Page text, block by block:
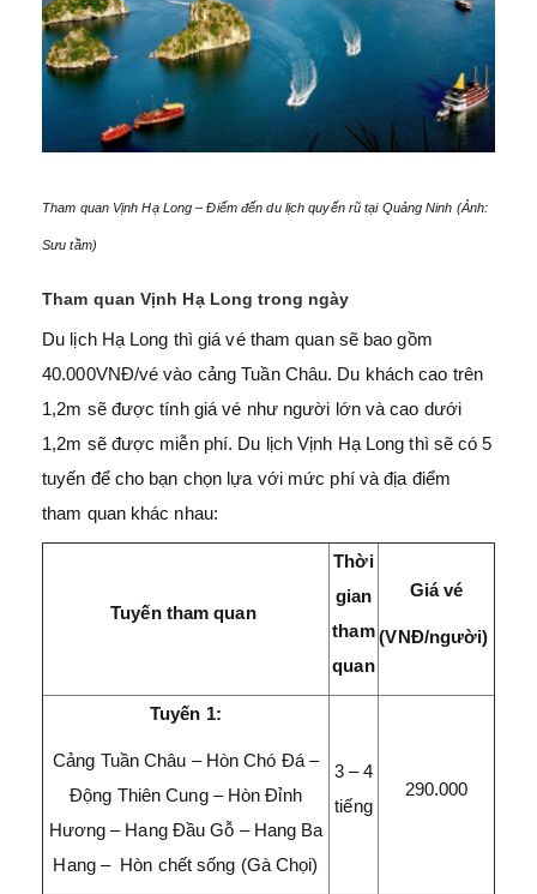
Tham quan Vịnh Hạ Long – Điểm đến du lịch quyến rũ tại Quảng Ninh (Ảnh:
Sưu tầm)
Tham quan Vịnh Hạ Long trong ngày
Du lịch Hạ Long thì giá vé tham quan sẽ bao gồm
40.000VNĐ/vé vào cảng Tuần Châu. Du khách cao trên
1,2m sẽ được tính giá vé như người lớn và cao dưới
1,2m sẽ được miễn phí. Du lịch Vịnh Hạ Long thì sẽ có 5
tuyến để cho bạn chọn lựa với mức phí và địa điểm
tham quan khác nhau:
Tuyến tham quan
Thời
gian
tham
quan
Giá vé
(VNĐ/người)
Tuyến 1:
Cảng Tuần Châu – Hòn Chó Đá –
Động Thiên Cung – Hòn Đỉnh
Hương – Hang Đầu Gỗ – Hang Ba
Hang – Hòn chết sống (Gà Chọi)
3 – 4
tiếng
290.000